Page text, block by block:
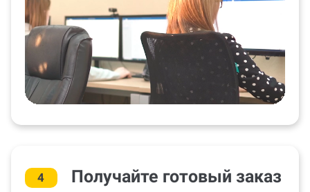
4 Получайте готовый заказ